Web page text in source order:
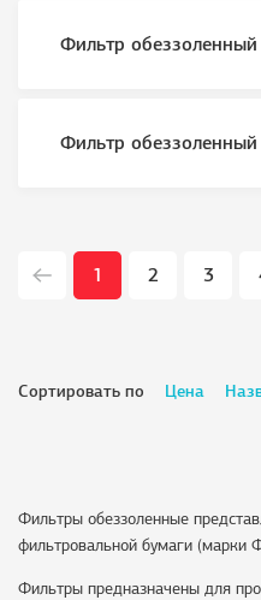
Фильтр
Фильтр
1 2 3
Сортировать по Цена
Фильтры обеззоленные
фильтровальной бумаги
Фильтры предназначены для